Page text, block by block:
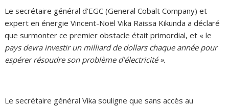
Le secrétaire général d’EGC (General Cobalt Company) et
expert en énergie Vincent-Noël Vika Raissa Kikunda a déclaré
que surmonter ce premier obstacle était primordial, et « le
pays devra investir un milliard de dollars chaque année pour
espérer résoudre son problème d’électricité ».
Le secrétaire général Vika souligne que sans accès au